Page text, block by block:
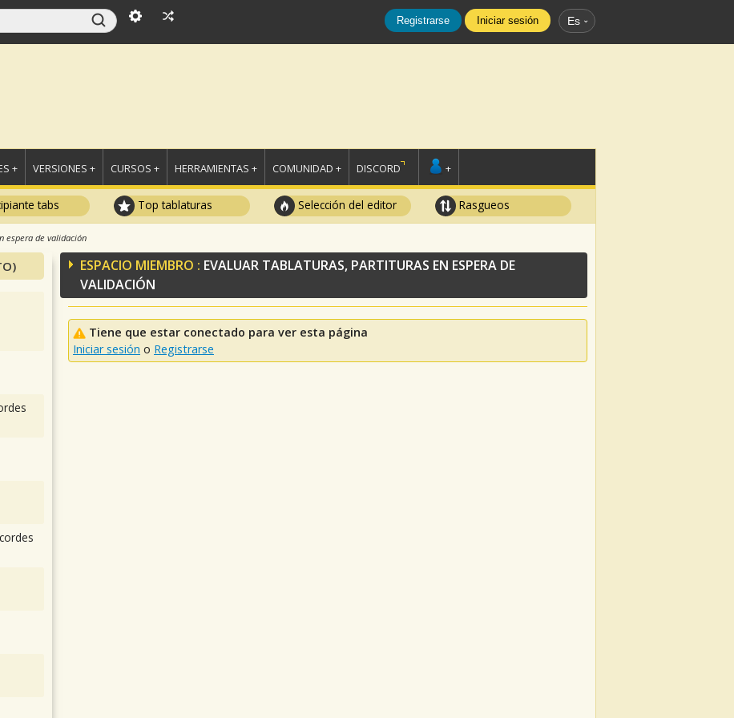
Registrarse Iniciar sesión Es
+ VERSIONES + CURSOS + HERRAMIENTAS + COMUNIDAD + DISCORD +
tabs Top tablaturas Selección del editor Rasgueos
espera de validación
ESPACIO MIEMBRO : EVALUAR TABLATURAS, PARTITURAS EN ESPERA DE
VALIDACIÓN
Tiene que estar conectado para ver esta página
Iniciar sesión o Registrarse